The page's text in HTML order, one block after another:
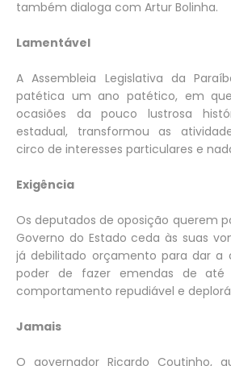
também dialoga com Artur Bolinha.
Lamentável
A Assembleia Legislativa da
patética um ano patético, em
ocasiões da pouco lustrosa
estadual, transformou as
circo de interesses particulares e
Exigência
Os deputados de oposição querem
Governo do Estado ceda às suas
já debilitado orçamento para dar a
poder de fazer emendas de até
comportamento repudiável e
Jamais
O governador Ricardo Coutinho,